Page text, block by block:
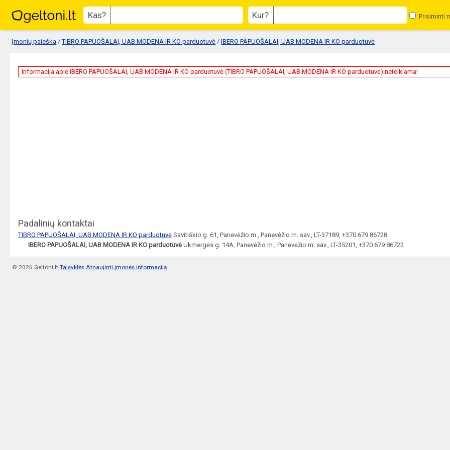
Kas? Kur? Prisiminti
Įmonių paieška /TIBRO PAPUOŠALAI, UAB MODENA IR KO parduotuvė /IBERO PAPUOŠALAI, UAB MODENA IR KO parduotuvė
Informacija apie IBERO PAPUOŠALAI, UAB MODENA IR KO parduotuvė (TIBRO PAPUOŠALAI, UAB MODENA IR KO parduotuvė) neteikiama!
Padalinių kontaktai
TIBRO PAPUOŠALAI, UAB MODENA IR KO parduotuvėSavitiškio g. 61, Panevėžio m., Panevėžio m. sav., LT-37189, +370 679 86728
IBERO PAPUOŠALAI, UAB MODENA IR KO parduotuvėUkmergės g. 14A, Panevėžio m., Panevėžio m. sav., LT-35201, +370 679 86722
© 2026 Geltoni.lt Taisyklės Atnaujinti įmonės informaciją